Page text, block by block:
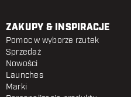
ZAKUPY & INSPIRACJE
Pomoc w wyborze rzutek
Sprzedaż
Nowości
Launches
Marki